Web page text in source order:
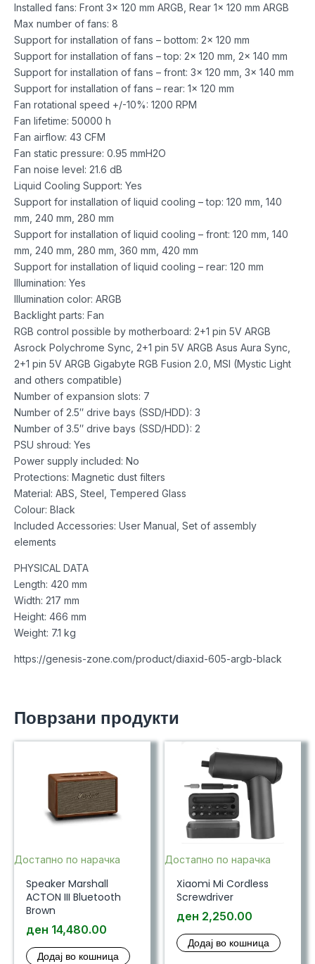
Installed fans: Front 3x 120 mm ARGB, Rear 1x 120 mm ARGB
Max number of fans: 8
Support for installation of fans – bottom: 2x 120 mm
Support for installation of fans – top: 2x 120 mm, 2x 140 mm
Support for installation of fans – front: 3x 120 mm, 3x 140 mm
Support for installation of fans – rear: 1x 120 mm
Fan rotational speed +/-10%: 1200 RPM
Fan lifetime: 50000 h
Fan airflow: 43 CFM
Fan static pressure: 0.95 mmH2O
Fan noise level: 21.6 dB
Liquid Cooling Support: Yes
Support for installation of liquid cooling – top: 120 mm, 140
mm, 240 mm, 280 mm
Support for installation of liquid cooling – front: 120 mm, 140
mm, 240 mm, 280 mm, 360 mm, 420 mm
Support for installation of liquid cooling – rear: 120 mm
Illumination: Yes
Illumination color: ARGB
Backlight parts: Fan
RGB control possible by motherboard: 2+1 pin 5V ARGB
Asrock Polychrome Sync, 2+1 pin 5V ARGB Asus Aura Sync,
2+1 pin 5V ARGB Gigabyte RGB Fusion 2.0, MSI (Mystic Light
and others compatible)
Number of expansion slots: 7
Number of 2.5″ drive bays (SSD/HDD): 3
Number of 3.5″ drive bays (SSD/HDD): 2
PSU shroud: Yes
Power supply included: No
Protections: Magnetic dust filters
Material: ABS, Steel, Tempered Glass
Colour: Black
Included Accessories: User Manual, Set of assembly
elements
PHYSICAL DATA
Length: 420 mm
Width: 217 mm
Height: 466 mm
Weight: 7.1 kg
https://genesis-zone.com/product/diaxid-605-argb-black
Поврзани продукти
Достапно по нарачка
Speaker Marshall
ACTON III Bluetooth
Brown
ден 14,480.00
Додај во кошница
Достапно по нарачка
Xiaomi Mi Cordless
Screwdriver
ден 2,250.00
Додај во кошница